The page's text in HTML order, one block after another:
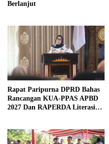
Berlanjut
Rapat Paripurna DPRD Bahas
Rancangan KUA-PPAS APBD
2027 Dan RAPERDA Literasi